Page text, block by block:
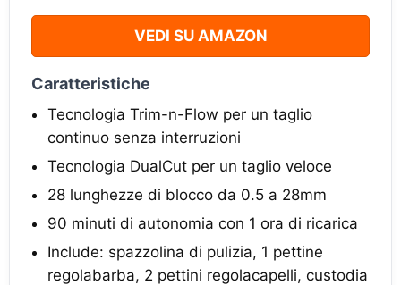
VEDI SU AMAZON
Caratteristiche
Tecnologia Trim-n-Flow per un taglio
continuo senza interruzioni
Tecnologia DualCut per un taglio veloce
28 lunghezze di blocco da 0.5 a 28mm
90 minuti di autonomia con 1 ora di ricarica
Include: spazzolina di pulizia, 1 pettine
regolabarba, 2 pettini regolacapelli, custodia